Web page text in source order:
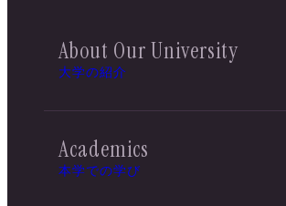
About Our University
大学の紹介
Academics
本学での学び